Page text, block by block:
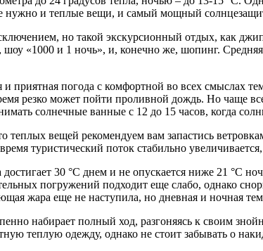
нужно и теплые вещи, и самый мощный
но такой экскурсионный отдых, как
«1000 и 1 ночь», и, конечно же, шопинг.
и приятная погода с комфортной во всех смыслах
резко может пойти проливной дождь. Но чаще
солнечные ванные с 12 до 15 часов, когда
теплых вещей рекомендуем вам запастись
туристический поток стабильно
30 °С днем и не опускается ниже 21 °С
погружений подходит еще слабо, однако
жара еще не наступила, но дневная и ночная
набирает полный ход, разгоняясь к своим
теплую одежду, однако не стоит забывать о